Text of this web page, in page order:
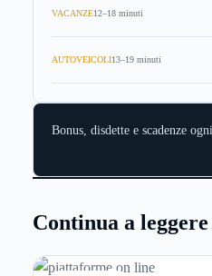
VACANZE12–18 minuti
AUTOVEICOLI13–19 minuti
Bonus, disdette e scadenze
Continua a leggere